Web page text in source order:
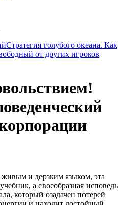
Стратегия голубого океана. Как
от других игроков
и дерзким языком, эта
а своеобразная исповедь
который озадачен потерей